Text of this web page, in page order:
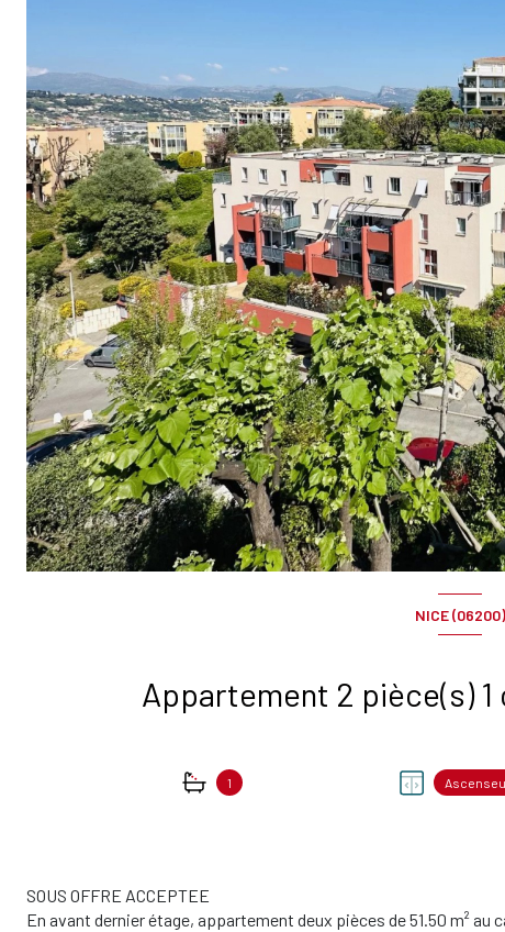
NICE (06200)
1
SOUS OFFRE ACCEPTEE
En avant dernier étage, appartement deux pièces de 51.50 m²